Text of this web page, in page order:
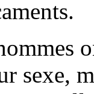
sexe,